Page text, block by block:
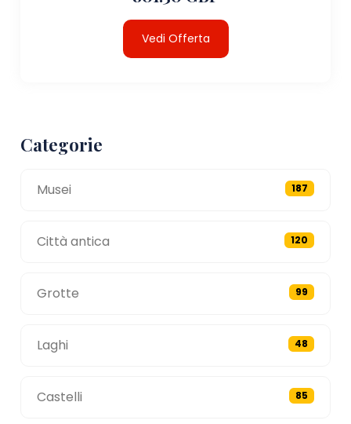
Vedi Offerta
Categorie
Musei 187
Città antica 120
Grotte 99
Laghi 48
Castelli 85